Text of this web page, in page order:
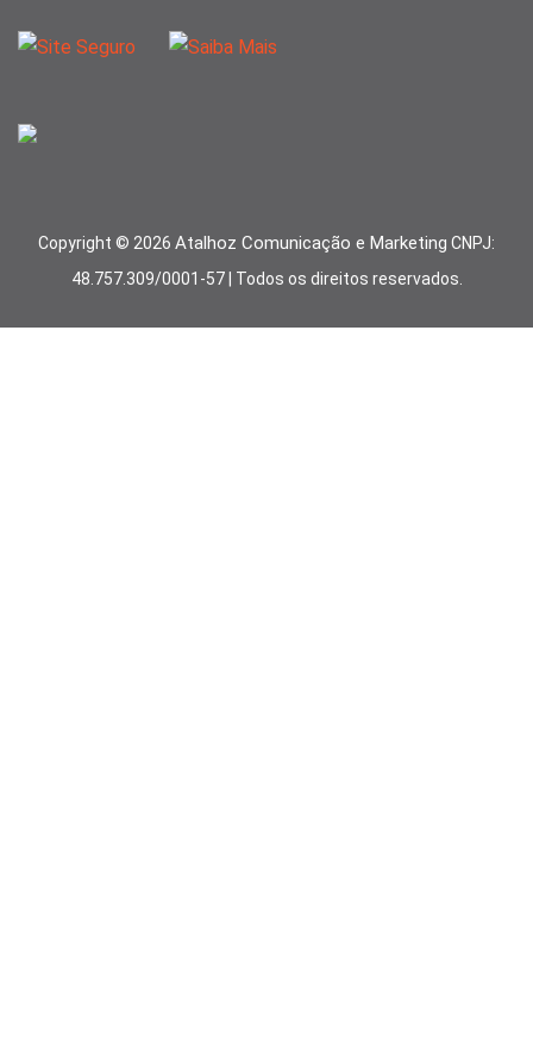
Copyright © 2026 Atalhoz Comunicação e Marketing CNPJ:
48.757.309/0001-57 | Todos os direitos reservados.